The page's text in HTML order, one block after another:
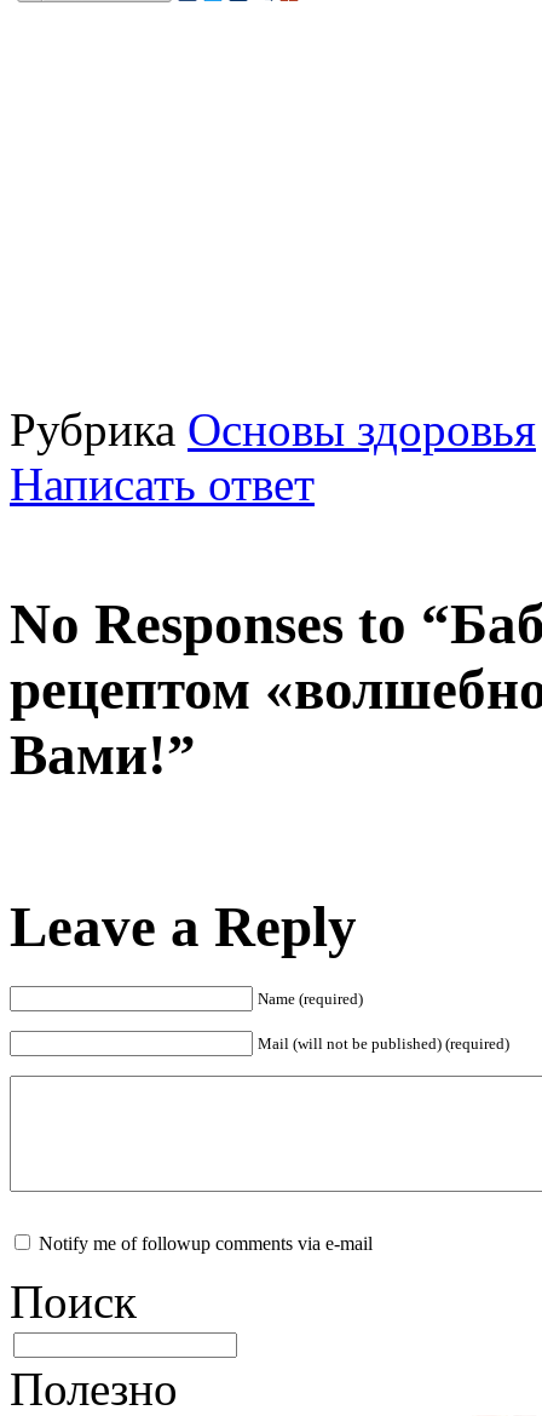
Рубрика Основы здоровья
Написать ответ
No Responses to
рецептом
Вами!”
Leave a Reply
Name (required)
Mail (will not be published) (required)
Notify me of followup comments via e-mail
Поиск
Полезно